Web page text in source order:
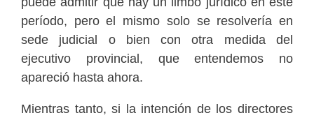
período, pero el mismo solo se resolvería en
sede judicial o bien con otra medida del
ejecutivo provincial, que entendemos no
apareció hasta ahora.
Mientras tanto, si la intención de los directores